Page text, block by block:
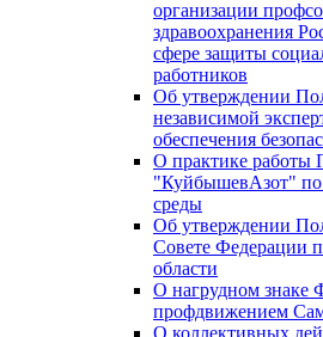
организации
здравоохранения
сфере защиты
работников
Об утверждении
независимой
обеспечения
О практике
"КуйбышевАзот"
среды
Об утверждении
Совете Федерации
области
О нагрудном знаке
профдвижением
О коллективных